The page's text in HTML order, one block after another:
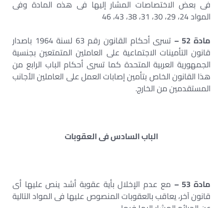
فى بعض الاختصاصات المشار إليها فى هذه المادة وفى
المواد 24، 29، 30، 31، 38، 43، 46
مادة 52 –
تسرى أحكام القانون رقم 63 لسنة 1964 باصدار
قانون التأمينات الاجتماعية على العاملين المتمتعين بجنسية
الجمهورية العربية المتحدة كما تسرى أحكام الباب الرابع من
هذا القانون الخاص بتأمين إصابات العمل على العاملين الأجانب
المستقدمين من الخارج.
الباب السادس فى العقوبات
مادة 53 –
مع عدم الإخلال بأية عقوبة أشد ينص عليها أى
قانون آخر، يعاقب بالعقوبات المنصوص عليها فى المواد التالية